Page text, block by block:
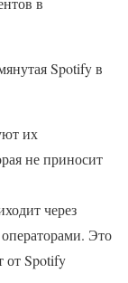
Spotify в
их
не приносит
через
Это
от Spotify